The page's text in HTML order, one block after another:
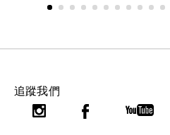
追蹤我們